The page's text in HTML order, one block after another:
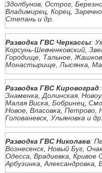
Здолбунов, Острог,
Владимирец, Корец,
Степань и др.
Разводка ГВС Черкассы:
Корсунь-Шевченковский,
Городище, Тальное,
Монастырище, Лысянка,
Разводка ГВС Кировоград
Знаменка, Долинская,
Малая Виска, Бобринец,
Новое, Власовка, Петрово,
Голованевск, Ульяновка и др.
Разводка ГВС Николаев:
Вознесенск, Новый Буг,
Одесса, Врадиевка, Кривое
Арбузинка, Александровка,